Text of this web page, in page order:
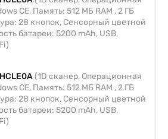
CE, Память: 512 МБ RAM , 2 ГБ
28 кнопок, Сенсорный цветной
батареи: 5200 mAh, USB,
(1D сканер, Операционная
CE, Память: 512 МБ RAM , 2 ГБ
28 кнопок, Сенсорный цветной
батареи: 5200 mAh, USB,